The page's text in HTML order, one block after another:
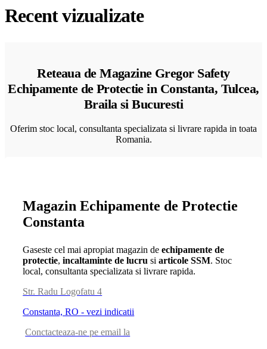
Recent vizualizate
Reteaua de Magazine Gregor Safety
Echipamente de Protectie in Constanta, Tulcea,
Braila si Bucuresti
Oferim stoc local, consultanta specializata si livrare rapida in toata
Romania.
Magazin Echipamente de Protectie
Constanta
Gaseste cel mai apropiat magazin deechipamente de
protectie,incaltaminte de lucru siarticole SSM. Stoc
local, consultanta specializata si livrare rapida.
Str. Radu Logofatu 4
Constanta, RO - vezi indicatii
Conctacteaza-ne pe email la